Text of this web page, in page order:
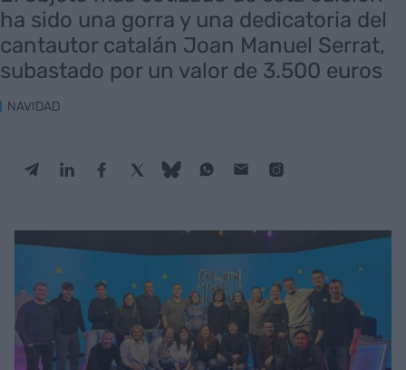
ha sido una gorra y una dedicatoria del
cantautor catalán Joan Manuel Serrat,
subastado por un valor de 3.500 euros
NAVIDAD